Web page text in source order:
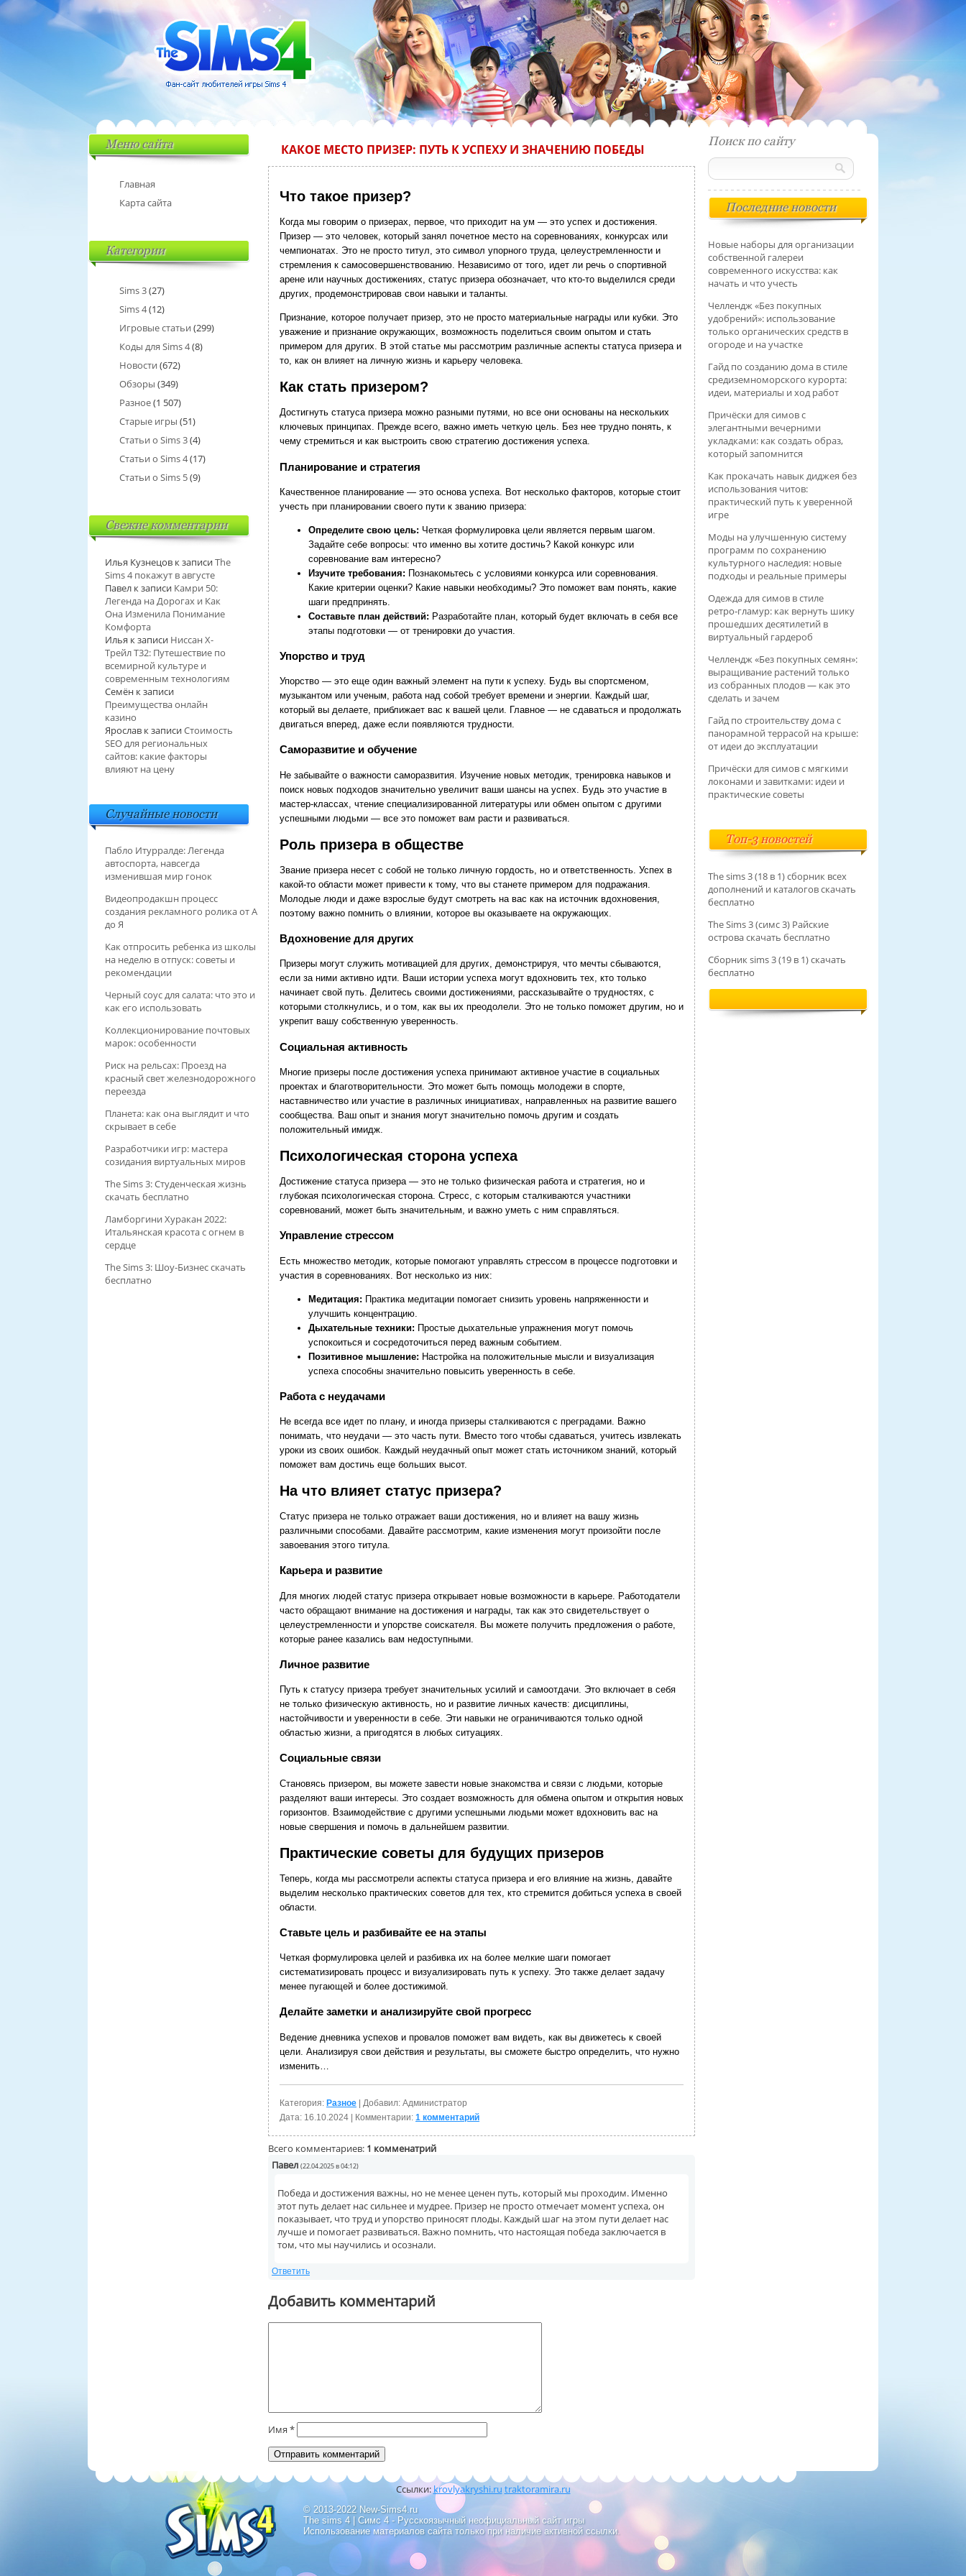
КАКОЕ МЕСТО ПРИЗЕР: ПУТЬ К УСПЕХУ И ЗНАЧЕНИЮ ПОБЕДЫ
Что такое призер?
Когда мы говорим о призерах, первое, что приходит на ум — это успех и достижения.
Призер — это человек, который занял почетное место на соревнованиях, конкурсах или
чемпионатах. Это не просто титул, это символ упорного труда, целеустремленности и
стремления к самосовершенствованию. Независимо от того, идет ли речь о спортивной
арене или научных достижениях, статус призера обозначает, что кто-то выделился среди
других, продемонстрировав свои навыки и таланты.
Признание, которое получает призер, это не просто материальные награды или кубки. Это
уважение и признание окружающих, возможность поделиться своим опытом и стать
примером для других. В этой статье мы рассмотрим различные аспекты статуса призера и
то, как он влияет на личную жизнь и карьеру человека.
Как стать призером?
Достигнуть статуса призера можно разными путями, но все они основаны на нескольких
ключевых принципах. Прежде всего, важно иметь четкую цель. Без нее трудно понять, к
чему стремиться и как выстроить свою стратегию достижения успеха.
Планирование и стратегия
Качественное планирование — это основа успеха. Вот несколько факторов, которые стоит
учесть при планировании своего пути к званию призера:
Определите свою цель: Четкая формулировка цели является первым шагом.
Задайте себе вопросы: что именно вы хотите достичь? Какой конкурс или
соревнование вам интересно?
Изучите требования: Познакомьтесь с условиями конкурса или соревнования.
Какие критерии оценки? Какие навыки необходимы? Это поможет вам понять, какие
шаги предпринять.
Составьте план действий: Разработайте план, который будет включать в себя все
этапы подготовки — от тренировки до участия.
Упорство и труд
Упорство — это еще один важный элемент на пути к успеху. Будь вы спортсменом,
музыкантом или ученым, работа над собой требует времени и энергии. Каждый шаг,
который вы делаете, приближает вас к вашей цели. Главное — не сдаваться и продолжать
двигаться вперед, даже если появляются трудности.
Саморазвитие и обучение
Не забывайте о важности саморазвития. Изучение новых методик, тренировка навыков и
поиск новых подходов значительно увеличит ваши шансы на успех. Будь это участие в
мастер-классах, чтение специализированной литературы или обмен опытом с другими
успешными людьми — все это поможет вам расти и развиваться.
Роль призера в обществе
Звание призера несет с собой не только личную гордость, но и ответственность. Успех в
какой-то области может привести к тому, что вы станете примером для подражания.
Молодые люди и даже взрослые будут смотреть на вас как на источник вдохновения,
поэтому важно помнить о влиянии, которое вы оказываете на окружающих.
Вдохновение для других
Призеры могут служить мотивацией для других, демонстрируя, что мечты сбываются,
если за ними активно идти. Ваши истории успеха могут вдохновить тех, кто только
начинает свой путь. Делитесь своими достижениями, рассказывайте о трудностях, с
которыми столкнулись, и о том, как вы их преодолели. Это не только поможет другим, но и
укрепит вашу собственную уверенность.
Социальная активность
Многие призеры после достижения успеха принимают активное участие в социальных
проектах и благотворительности. Это может быть помощь молодежи в спорте,
наставничество или участие в различных инициативах, направленных на развитие вашего
сообщества. Ваш опыт и знания могут значительно помочь другим и создать
положительный имидж.
Психологическая сторона успеха
Достижение статуса призера — это не только физическая работа и стратегия, но и
глубокая психологическая сторона. Стресс, с которым сталкиваются участники
соревнований, может быть значительным, и важно уметь с ним справляться.
Управление стрессом
Есть множество методик, которые помогают управлять стрессом в процессе подготовки и
участия в соревнованиях. Вот несколько из них:
Медитация: Практика медитации помогает снизить уровень напряженности и
улучшить концентрацию.
Дыхательные техники: Простые дыхательные упражнения могут помочь
успокоиться и сосредоточиться перед важным событием.
Позитивное мышление: Настройка на положительные мысли и визуализация
успеха способны значительно повысить уверенность в себе.
Работа с неудачами
Не всегда все идет по плану, и иногда призеры сталкиваются с преградами. Важно
понимать, что неудачи — это часть пути. Вместо того чтобы сдаваться, учитесь извлекать
уроки из своих ошибок. Каждый неудачный опыт может стать источником знаний, который
поможет вам достичь еще больших высот.
На что влияет статус призера?
Статус призера не только отражает ваши достижения, но и влияет на вашу жизнь
различными способами. Давайте рассмотрим, какие изменения могут произойти после
завоевания этого титула.
Карьера и развитие
Для многих людей статус призера открывает новые возможности в карьере. Работодатели
часто обращают внимание на достижения и награды, так как это свидетельствует о
целеустремленности и упорстве соискателя. Вы можете получить предложения о работе,
которые ранее казались вам недоступными.
Личное развитие
Путь к статусу призера требует значительных усилий и самоотдачи. Это включает в себя
не только физическую активность, но и развитие личных качеств: дисциплины,
настойчивости и уверенности в себе. Эти навыки не ограничиваются только одной
областью жизни, а пригодятся в любых ситуациях.
Социальные связи
Становясь призером, вы можете завести новые знакомства и связи с людьми, которые
разделяют ваши интересы. Это создает возможность для обмена опытом и открытия новых
горизонтов. Взаимодействие с другими успешными людьми может вдохновить вас на
новые свершения и помочь в дальнейшем развитии.
Практические советы для будущих призеров
Теперь, когда мы рассмотрели аспекты статуса призера и его влияние на жизнь, давайте
выделим несколько практических советов для тех, кто стремится добиться успеха в своей
области.
Ставьте цель и разбивайте ее на этапы
Четкая формулировка целей и разбивка их на более мелкие шаги помогает
систематизировать процесс и визуализировать путь к успеху. Это также делает задачу
менее пугающей и более достижимой.
Делайте заметки и анализируйте свой прогресс
Ведение дневника успехов и провалов поможет вам видеть, как вы движетесь к своей
цели. Анализируя свои действия и результаты, вы сможете быстро определить, что нужно
изменить…
Категория: Разное | Добавил: Администратор
Дата: 16.10.2024 | Комментарии: 1 комментарий
Всего комментариев: 1 комменатрий
Павел (22.04.2025 в 04:12)
Победа и достижения важны, но не менее ценен путь, который мы проходим. Именно
этот путь делает нас сильнее и мудрее. Призер не просто отмечает момент успеха, он
показывает, что труд и упорство приносят плоды. Каждый шаг на этом пути делает нас
лучше и помогает развиваться. Важно помнить, что настоящая победа заключается в
том, что мы научились и осознали.
Ответить
Добавить комментарий
Имя *
Меню сайта
Главная
Карта сайта
Категории
Sims 3(27)
Sims 4(12)
Игровые статьи (299)
Коды для Sims 4(8)
Новости (672)
Обзоры (349)
Разное(1 507)
Старые игры (51)
Статьи о Sims 3(4)
Статьи о Sims 4(17)
Статьи о Sims 5(9)
Свежие комментарии
Илья Кузнецов к записиThe
Sims 4 покажут в августе
Павел к записи Камри 50:
Легенда на Дорогах и Как
Она Изменила Понимание
Комфорта
Илья к записи Ниссан Х-
Трейл T32: Путешествие по
всемирной культуре и
современным технологиям
Семён к записи
Преимущества онлайн
казино
Ярослав к записиСтоимость
SEO для региональных
сайтов: какие факторы
влияют на цену
Случайные новости
Пабло Итурралде: Легенда
автоспорта, навсегда
изменившая мир гонок
Видеопродакшн процесс
создания рекламного ролика от А
до Я
Как отпросить ребенка из школы
на неделю в отпуск: советы и
рекомендации
Черный соус для салата: что это и
как его использовать
Коллекционирование почтовых
марок: особенности
Риск на рельсах: Проезд на
красный свет железнодорожного
переезда
Планета: как она выглядит и что
скрывает в себе
Разработчики игр: мастера
созидания виртуальных миров
The Sims 3: Студенческая жизнь
скачать бесплатно
Ламборгини Хуракан 2022:
Итальянская красота с огнем в
сердце
The Sims 3: Шоу-Бизнес скачать
бесплатно
Поиск по сайту
Последние новости
Новые наборы для организации
собственной галереи
современного искусства: как
начать и что учесть
Челлендж «Без покупных
удобрений»: использование
только органических средств в
огороде и на участке
Гайд по созданию дома в стиле
средиземноморского курорта:
идеи, материалы и ход работ
Причёски для симов с
элегантными вечерними
укладками: как создать образ,
который запомнится
Как прокачать навык диджея без
использования читов:
практический путь к уверенной
игре
Моды на улучшенную систему
программ по сохранению
культурного наследия: новые
подходы и реальные примеры
Одежда для симов в стиле
ретро‑гламур: как вернуть шику
прошедших десятилетий в
виртуальный гардероб
Челлендж «Без покупных семян»:
выращивание растений только
из собранных плодов — как это
сделать и зачем
Гайд по строительству дома с
панорамной террасой на крыше:
от идеи до эксплуатации
Причёски для симов с мягкими
локонами и завитками: идеи и
практические советы
Топ-3 новостей
The sims 3 (18 в 1) сборник всех
дополнений и каталогов скачать
бесплатно
The Sims 3 (симс 3) Райские
острова скачать бесплатно
Сборник sims 3 (19 в 1) скачать
бесплатно
© 2013-2022 New-Sims4.ru
The sims 4 | Симс 4 - Русскоязычный неофициальный сайт игры
Использование материалов сайта только при наличие активной ссылки.
Ссылки:krovlyakryshi.ru traktoramira.ru